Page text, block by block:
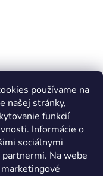
používame na
našej stránky,
funkcií
Informácie o
sociálnymi
Na webe